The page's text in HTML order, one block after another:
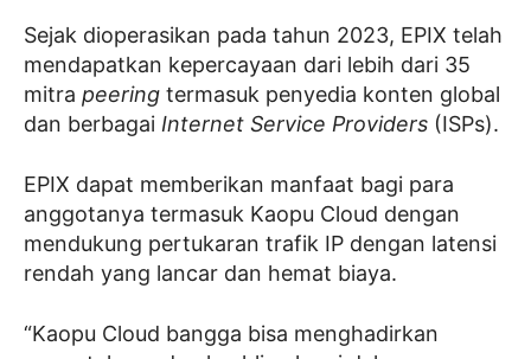
Sejak dioperasikan pada tahun 2023, EPIX telah
mendapatkan kepercayaan dari lebih dari 35
mitra peering termasuk penyedia konten global
dan berbagai Internet Service Providers (ISPs).
EPIX dapat memberikan manfaat bagi para
anggotanya termasuk Kaopu Cloud dengan
mendukung pertukaran trafik IP dengan latensi
rendah yang lancar dan hemat biaya.
“Kaopu Cloud bangga bisa menghadirkan